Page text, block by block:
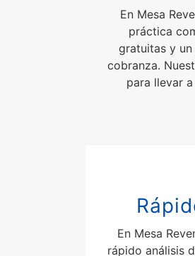
En Mesa
práctica
gratuitas y
cobranza.
para llevar
En Mesa
rápido análisis